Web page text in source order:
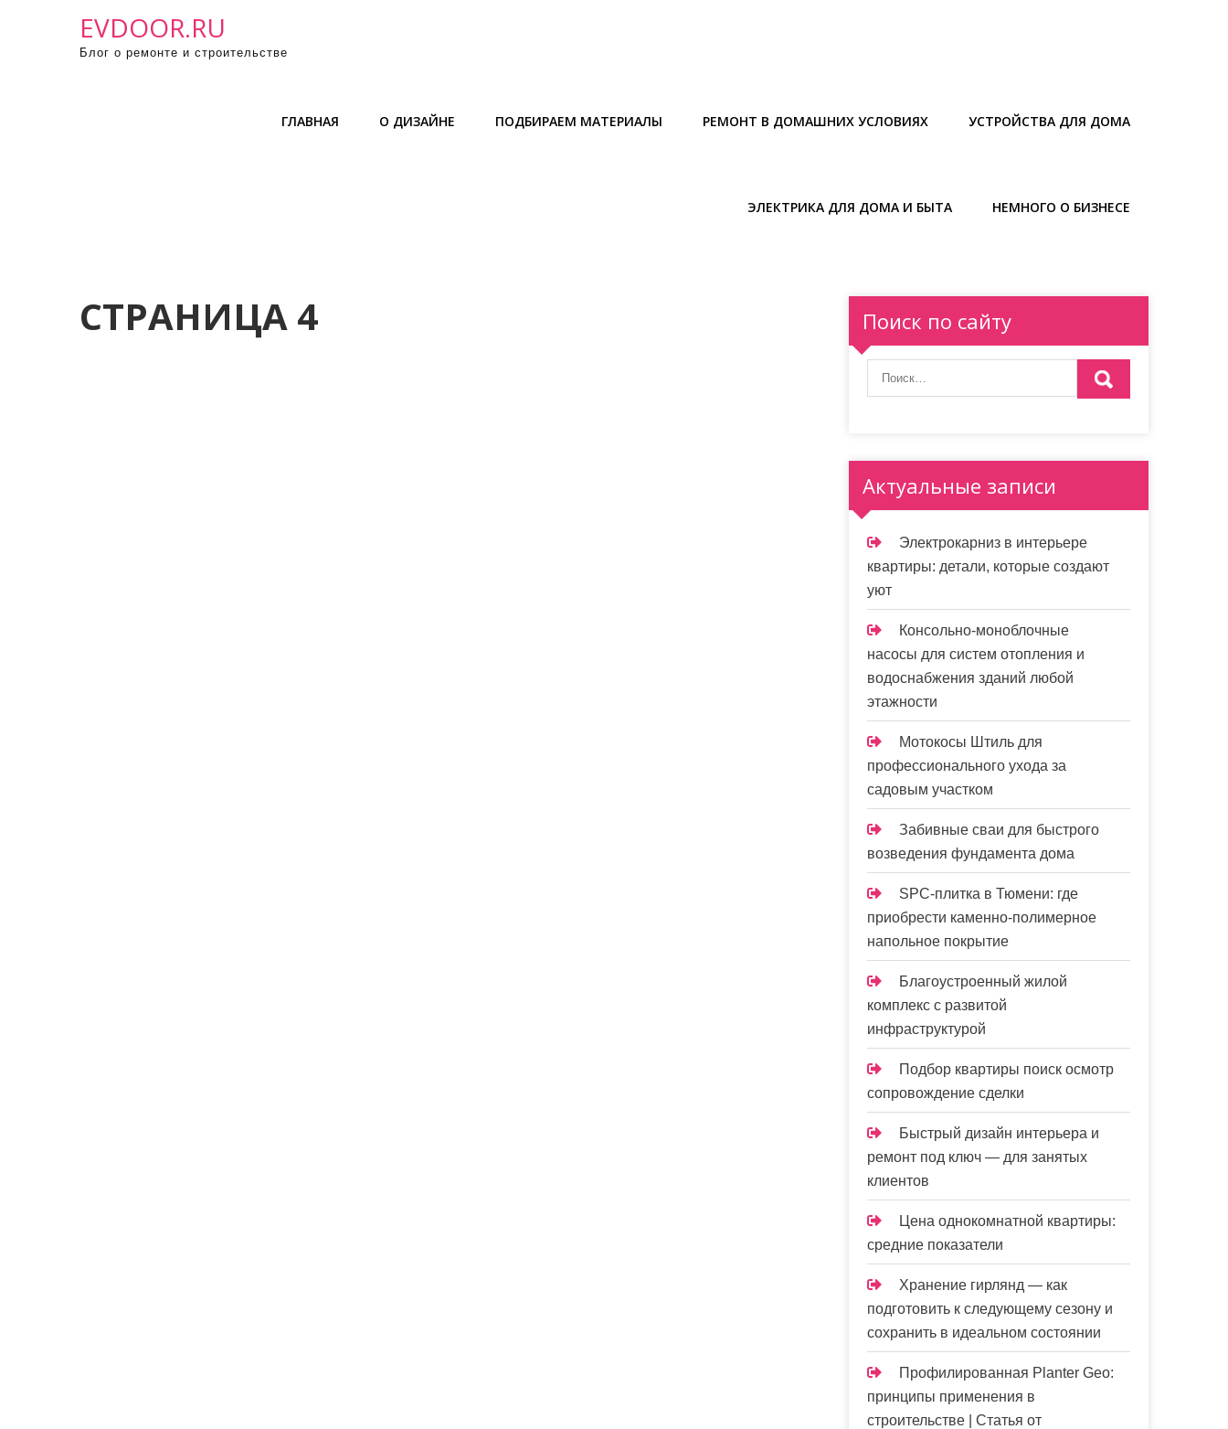
EVDOOR.RU
Блог о ремонте и строительстве
ГЛАВНАЯ О ДИЗАЙНЕ ПОДБИРАЕМ МАТЕРИАЛЫ РЕМОНТ В ДОМАШНИХ УСЛОВИЯХ УСТРОЙСТВА ДЛЯ ДОМА
ЭЛЕКТРИКА ДЛЯ ДОМА И БЫТА НЕМНОГО О БИЗНЕСЕ
СТРАНИЦА 4 Поиск по сайту
Актуальные записи
Электрокарниз в интерьере
квартиры: детали, которые создают
уют
Консольно-моноблочные
насосы для систем отопления и
водоснабжения зданий любой
этажности
Мотокосы Штиль для
профессионального ухода за
садовым участком
Забивные сваи для быстрого
возведения фундамента дома
SPC-плитка в Тюмени: где
приобрести каменно-полимерное
напольное покрытие
Благоустроенный жилой
комплекс с развитой
инфраструктурой
Подбор квартиры поиск осмотр
сопровождение сделки
Быстрый дизайн интерьера и
ремонт под ключ — для занятых
клиентов
Цена однокомнатной квартиры:
средние показатели
Хранение гирлянд — как
подготовить к следующему сезону и
сохранить в идеальном состоянии
Профилированная Planter Geo:
принципы применения в
строительстве | Статья от